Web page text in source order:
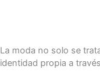
La moda no solo se
identidad propia a